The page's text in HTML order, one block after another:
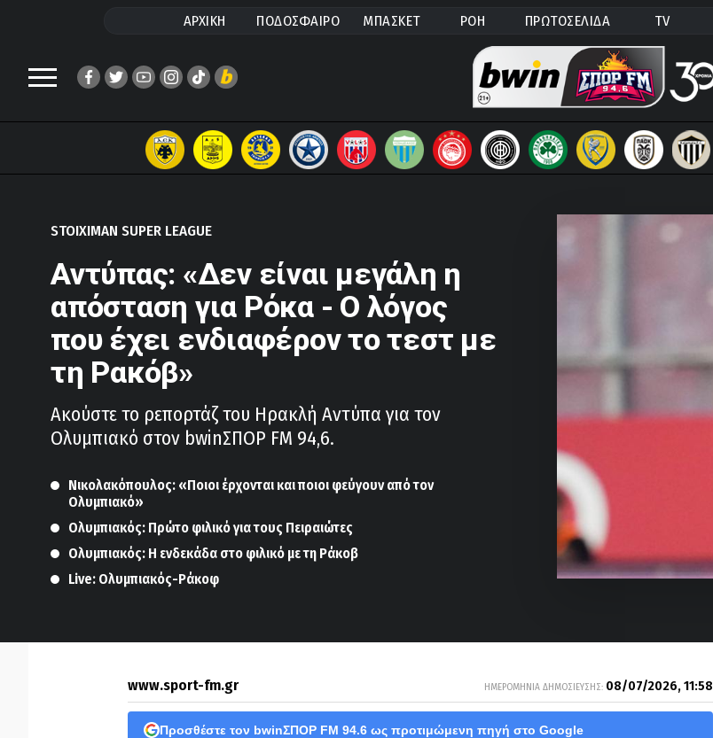
ΑΡΧΙΚΗ ΠΟΔΟΣΦΑΙΡΟ ΜΠΑΣΚΕΤ ΡΟΗ ΠΡΩΤΟΣΕΛΙΔΑ TV
STOIXIMAN SUPER LEAGUE
Αντύπας: «Δεν είναι μεγάλη η
απόσταση για Ρόκα - Ο λόγος
που έχει ενδιαφέρον το τεστ με
τη Ρακόβ»
Ακούστε το ρεπορτάζ του Ηρακλή Αντύπα για τον
Ολυμπιακό στον bwinΣΠΟΡ FM 94,6.
Νικολακόπουλος: «Ποιοι έρχονται και ποιοι φεύγουν από τον
Ολυμπιακό»
Ολυμπιακός: Πρώτο φιλικό για τους Πειραιώτες
Ολυμπιακός: Η ενδεκάδα στο φιλικό με τη Ράκοβ
Live: Ολυμπιακός-Ράκοφ
www.sport-fm.gr ΗΜΕΡΟΜΗΝΙΑ ΔΗΜΟΣΙΕΥΣΗΣ: 08/07/2026, 11:58
Προσθέστε τον bwinΣΠΟΡ FM 94.6 ως προτιμώμενη πηγή στο Google